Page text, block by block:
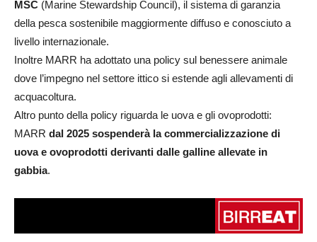
MSC (Marine Stewardship Council), il sistema di garanzia
della pesca sostenibile maggiormente diffuso e conosciuto a
livello internazionale.
Inoltre MARR ha adottato una policy sul benessere animale
dove l’impegno nel settore ittico si estende agli allevamenti di
acquacoltura.
Altro punto della policy riguarda le uova e gli ovoprodotti:
MARR dal 2025 sospenderà la commercializzazione di
uova e ovoprodotti derivanti dalle galline allevate in
gabbia.